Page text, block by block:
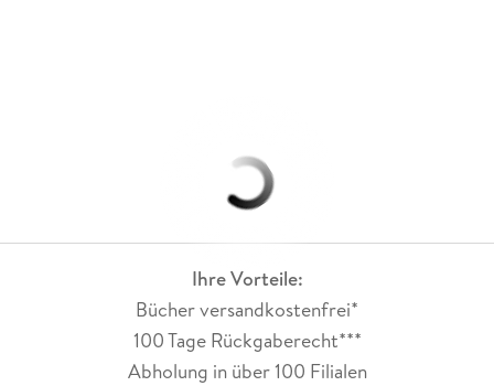
Ihre Vorteile:
Bücher versandkostenfrei*
100 Tage Rückgaberecht***
Abholung in über 100 Filialen